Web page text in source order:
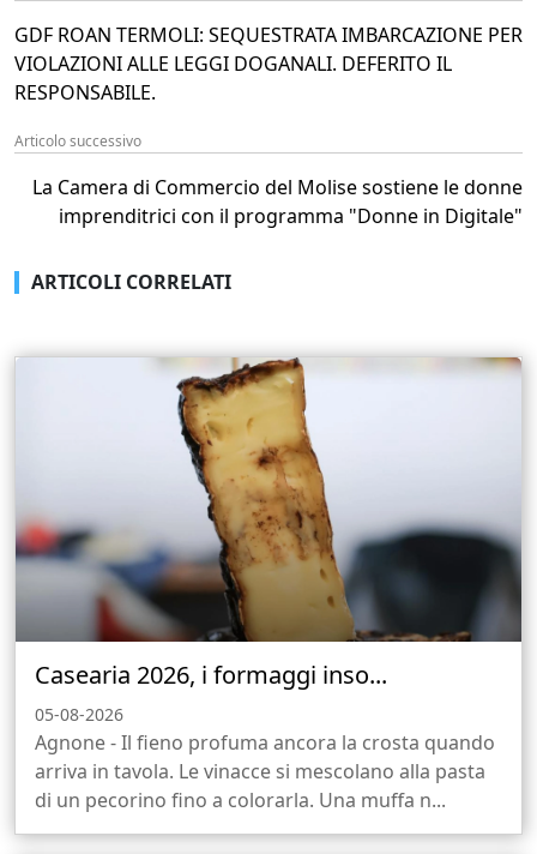
GDF ROAN TERMOLI: SEQUESTRATA IMBARCAZIONE PER
VIOLAZIONI ALLE LEGGI DOGANALI. DEFERITO IL
RESPONSABILE.
Articolo successivo
La Camera di Commercio del Molise sostiene le donne
imprenditrici con il programma "Donne in Digitale"
ARTICOLI CORRELATI
Casearia 2026, i formaggi inso...
05-08-2026
Agnone - Il fieno profuma ancora la crosta quando
arriva in tavola. Le vinacce si mescolano alla pasta
di un pecorino fino a colorarla. Una muffa n...